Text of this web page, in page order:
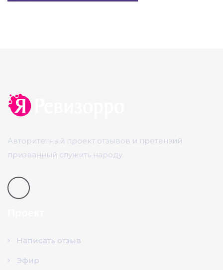
Авторитетный проект отзывов и претензий
призванный служить народу.
Написать отзыв
Эфир